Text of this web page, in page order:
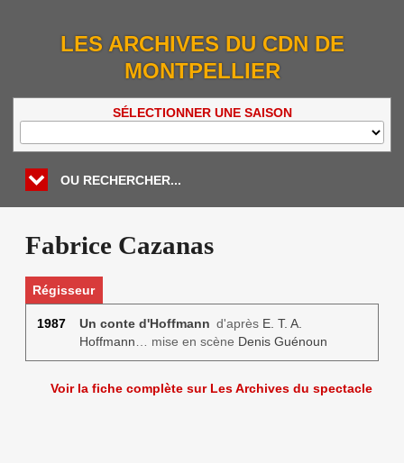
LES ARCHIVES DU CDN DE
MONTPELLIER
SÉLECTIONNER UNE SAISON
OU RECHERCHER...
Fabrice Cazanas
Régisseur
1987 Un conte d'Hoffmann d'après E. T. A.
Hoffmann … mise en scène Denis Guénoun
Voir la fiche complète sur Les Archives du spectacle